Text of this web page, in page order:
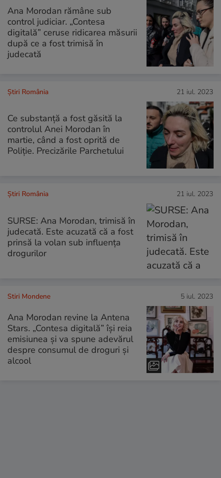
Ana Morodan rămâne sub
control judiciar. „Contesa
digitală” ceruse ridicarea măsurii
după ce a fost trimisă în
judecată
Știri România 21 iul. 2023
Ce substanță a fost găsită la
controlul Anei Morodan în
martie, când a fost oprită de
Poliție. Precizările Parchetului
Știri România 21 iul. 2023
SURSE: Ana Morodan, trimisă în
judecată. Este acuzată că a fost
prinsă la volan sub influența
drogurilor
Stiri Mondene 5 iul. 2023
Ana Morodan revine la Antena
Stars. „Contesa digitală” își reia
emisiunea și va spune adevărul
despre consumul de droguri și
alcool